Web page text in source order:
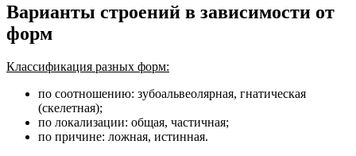
Варианты строений в зависимости от
форм
Классификация разных форм:
по соотношению: зубоальвеолярная, гнатическая
(скелетная);
по локализации: общая, частичная;
по причине: ложная, истинная.